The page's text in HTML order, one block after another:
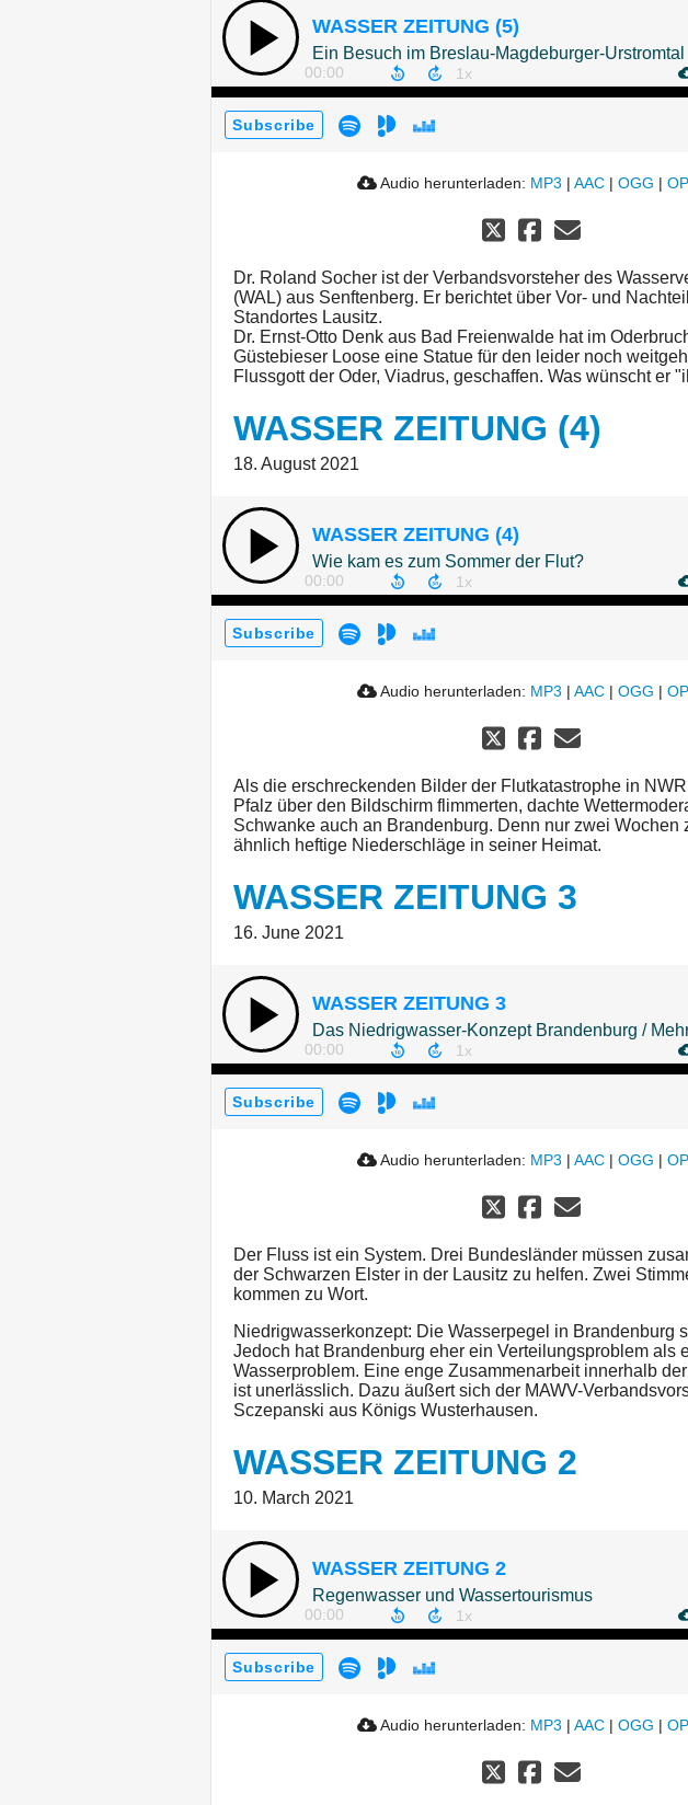
WASSER ZEITUNG (5)
Ein Besuch im Breslau-Magdeburger-Urstromtal
00:00
Subscribe
Audio herunterladen: MP3 | AAC | OGG |
Dr. Roland Socher ist der Verbandsvorsteher des
(WAL) aus Senftenberg. Er berichtet über Vor- und
Standortes Lausitz.
Dr. Ernst-Otto Denk aus Bad Freienwalde hat im
Güstebieser Loose eine Statue für den leider noch
Flussgott der Oder, Viadrus, geschaffen. Was wünscht er
WASSER ZEITUNG (4)
18. August 2021
WASSER ZEITUNG (4)
Wie kam es zum Sommer der Flut?
00:00
Subscribe
Audio herunterladen: MP3 | AAC | OGG |
Als die erschreckenden Bilder der Flutkatastrophe in
Pfalz über den Bildschirm flimmerten, dachte
Schwanke auch an Brandenburg. Denn nur zwei Wochen
ähnlich heftige Niederschläge in seiner Heimat.
WASSER ZEITUNG 3
16. June 2021
WASSER ZEITUNG 3
00:00
Subscribe
Audio herunterladen: MP3 | AAC | OGG |
Der Fluss ist ein System. Drei Bundesländer müssen
der Schwarzen Elster in der Lausitz zu helfen. Zwei
kommen zu Wort.
Niedrigwasserkonzept: Die Wasserpegel in Brandenburg
Jedoch hat Brandenburg eher ein Verteilungsproblem als
Wasserproblem. Eine enge Zusammenarbeit innerhalb
ist unerlässlich. Dazu äußert sich der MAWV-
Sczepanski aus Königs Wusterhausen.
WASSER ZEITUNG 2
10. March 2021
WASSER ZEITUNG 2
Regenwasser und Wassertourismus
00:00
Subscribe
Audio herunterladen: MP3 | AAC | OGG |